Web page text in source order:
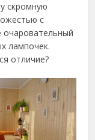
скромную
с
лампочек.
отличие?